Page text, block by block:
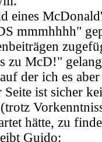
eines
mmmhhhh"
McD!"
der ich es
ist sicher
hätte, zu
Guido: